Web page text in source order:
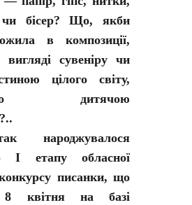
чи бісер? Що, якби
в композиції,
вигляді сувеніру чи
цілого світу,
дитячою
народжувалося
І етапу обласної
писанки, що
8 квітня на базі